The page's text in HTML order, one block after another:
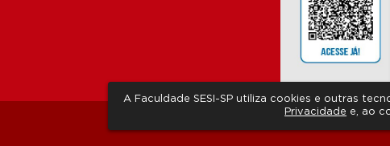
A Faculdade SESI-SP utiliza cookies e outras
Privacidade e, ao